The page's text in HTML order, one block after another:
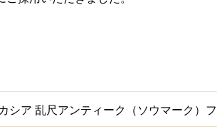
シア 乱尺アンティーク（ソウマーク）